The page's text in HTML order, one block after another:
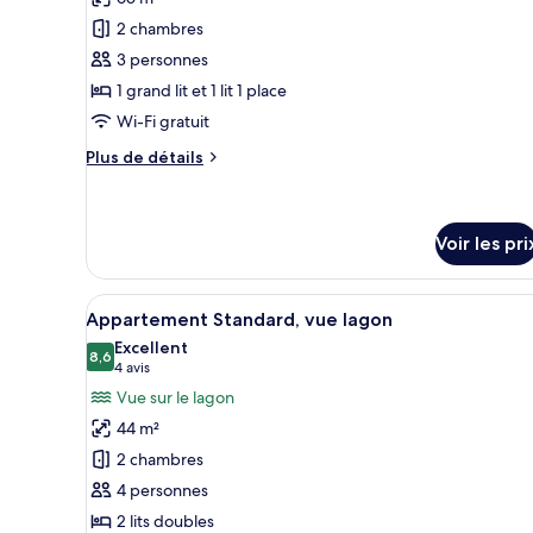
jumeaux,
rez-
de-
pour
ce
type
de
chambre :
Suite
chaussée
2 chambres
3 personnes
1 grand lit et 1 lit 1 place
Wi-Fi gratuit
Plus de détails
Plus
type
de
chambre
Suite
Supérieure,
rez-
de-
Voir les
Afficher
toutes
les
photos
pour
ce
type
de
chambre :
6
Appartement Standard, vue lagon
8,68,6 sur 10
Excellent
4 avis
(4 avis)
Vue sur le lagon
44 m²
2 chambres
4 personnes
2 lits doubles